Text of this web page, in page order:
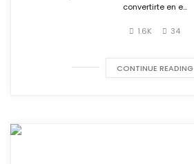
convertirte en e...
1.6K 34
CONTINUE READING